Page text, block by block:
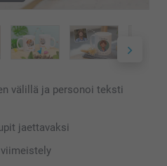
välillä ja personoi teksti
jaettavaksi